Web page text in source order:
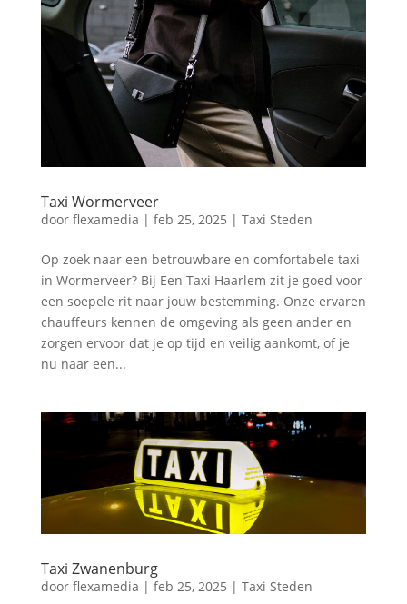
Taxi Wormerveer
door flexamedia | feb 25, 2025 | Taxi Steden
Op zoek naar een betrouwbare en comfortabele taxi
in Wormerveer? Bij Een Taxi Haarlem zit je goed voor
een soepele rit naar jouw bestemming.​ Onze ervaren
chauffeurs kennen de omgeving als geen ander en
zorgen ervoor dat je op tijd en veilig aankomt, of je
nu naar een...
Taxi Zwanenburg
door flexamedia | feb 25, 2025 | Taxi Steden